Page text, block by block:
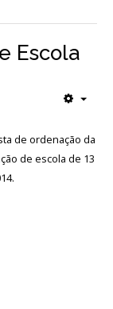
Escola
de ordenação da
de escola de 13